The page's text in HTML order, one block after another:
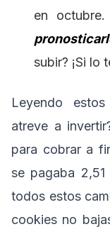
en
subir? ¡Si lo
Leyendo
atreve a
para cobrar a
se pagaba
todos estos
cookies no